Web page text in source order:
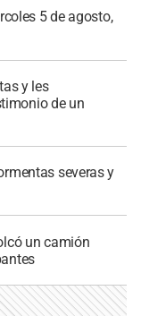
5 de agosto,
y les
de un
severas y
un camión